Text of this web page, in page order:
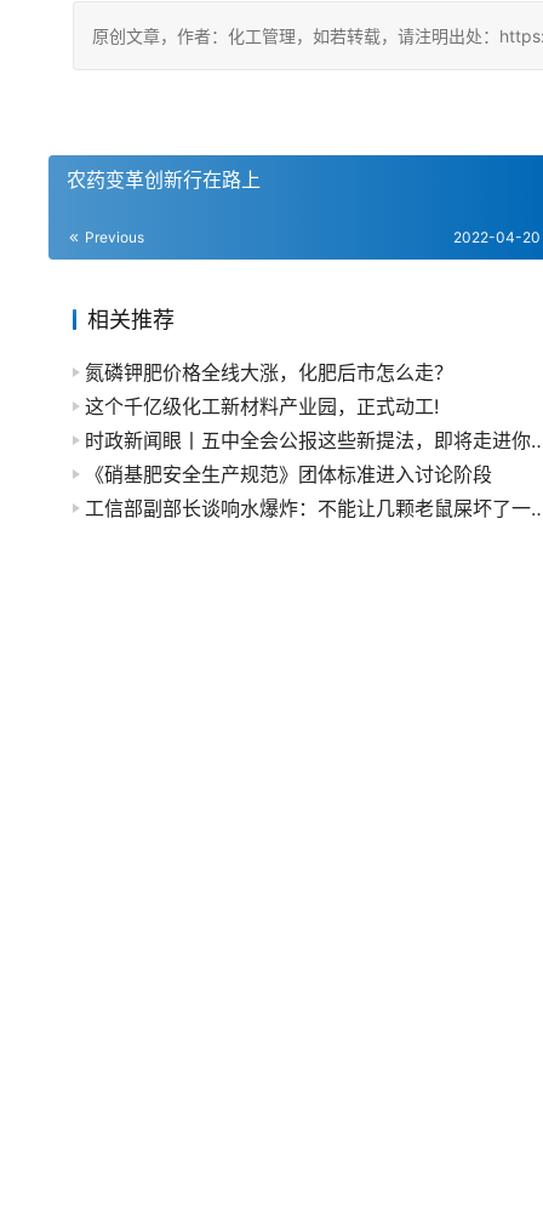
原创文章，作者：化工管理，如若转载，请注明出处：
农药变革创新行在路上
Previous 2022-04-20
相关推荐
氮磷钾肥价格全线大涨，化肥后市怎么走？
这个千亿级化工新材料产业园，正式动工!
时政新闻眼丨五中全会公报
《硝基肥安全生产规范》团体标准进入讨论阶段
工信部副部长谈响水爆炸：